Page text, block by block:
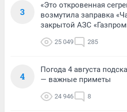
3
«Это откровенная
возмутила заправка
закрытой АЗС
25 049 285
4
Погода 4 августа
— важные приметы
24 946 8